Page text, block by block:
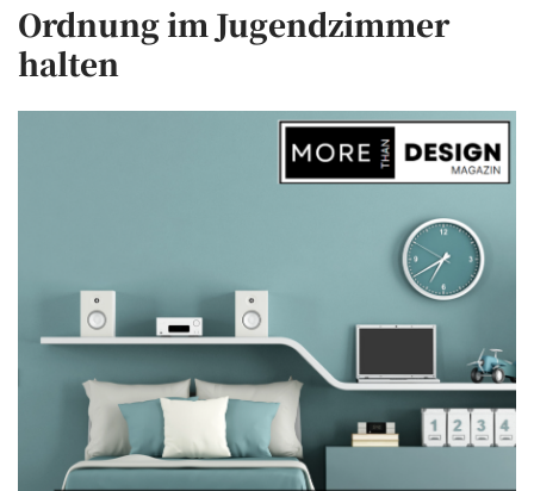
Ordnung im Jugendzimmer
halten